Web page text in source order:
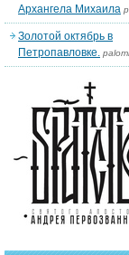
Архангела Михаила
Золотой октябрь в
Петропавловке.